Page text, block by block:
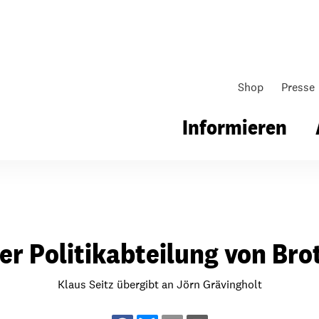
Shop Presse
Informieren
Wo wir arbeiten
Wie wir arbeiten
für Schule & Jugend
für Schule & Jugend
Kollekten
Gemeindematerial
Politikabteilung von
Klaus Seitz übergibt an Jörn Grävingholt